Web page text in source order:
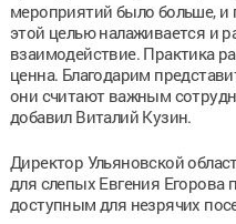
мероприятий было больше, и
этой целью налаживается и
взаимодействие. Практика
ценна. Благодарим
они считают важным
добавил Виталий Кузин.
Директор Ульяновской
для слепых Евгения Егорова
доступным для незрячих